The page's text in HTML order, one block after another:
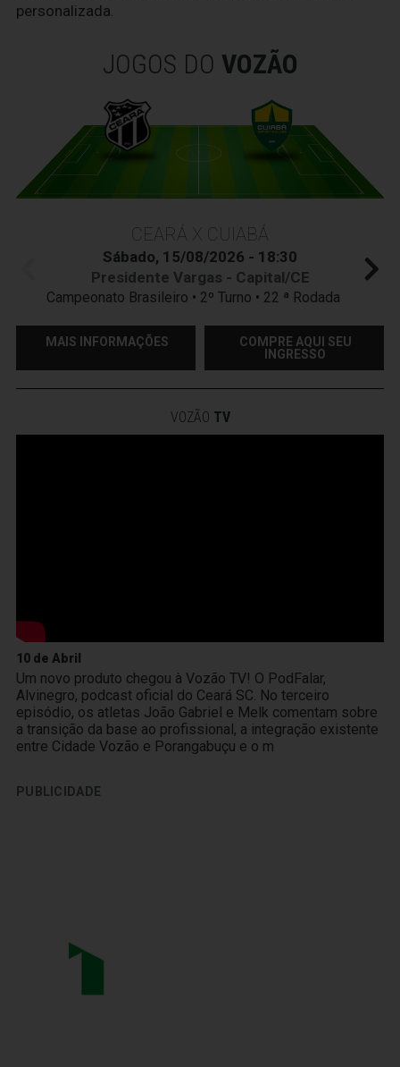
personalizada.
JOGOS DO VOZÃO
CEARÁ X CUIABÁ
Sábado, 15/08/2026 - 18:30
Presidente Vargas - Capital/CE
Campeonato Brasileiro • 2º Turno • 22 ª Rodada
MAIS INFORMAÇÕES
COMPRE AQUI SEU
INGRESSO
VOZÃO TV
10 de Abril
Um novo produto chegou à Vozão TV! O PodFalar,
Alvinegro, podcast oficial do Ceará SC. No terceiro
episódio, os atletas João Gabriel e Melk comentam sobre
a transição da base ao profissional, a integração existente
entre Cidade Vozão e Porangabuçu e o m
PUBLICIDADE